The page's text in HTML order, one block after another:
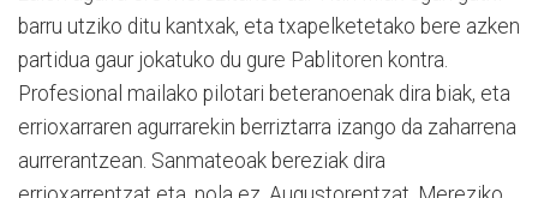
barru utziko ditu kantxak, eta txapelketetako bere azken
partidua gaur jokatuko du gure Pablitoren kontra.
Profesional mailako pilotari beteranoenak dira biak, eta
errioxarraren agurrarekin berriztarra izango da zaharrena
aurrerantzean. Sanmateoak bereziak dira